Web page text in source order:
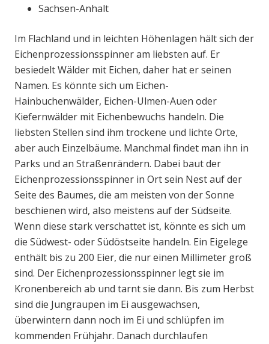
Sachsen-Anhalt
Im Flachland und in leichten Höhenlagen hält sich der
Eichenprozessionsspinner am liebsten auf. Er
besiedelt Wälder mit Eichen, daher hat er seinen
Namen. Es könnte sich um Eichen-
Hainbuchenwälder, Eichen-Ulmen-Auen oder
Kiefernwälder mit Eichenbewuchs handeln. Die
liebsten Stellen sind ihm trockene und lichte Orte,
aber auch Einzelbäume. Manchmal findet man ihn in
Parks und an Straßenrändern. Dabei baut der
Eichenprozessionsspinner in Ort sein Nest auf der
Seite des Baumes, die am meisten von der Sonne
beschienen wird, also meistens auf der Südseite.
Wenn diese stark verschattet ist, könnte es sich um
die Südwest- oder Südöstseite handeln. Ein Eigelege
enthält bis zu 200 Eier, die nur einen Millimeter groß
sind. Der Eichenprozessionsspinner legt sie im
Kronenbereich ab und tarnt sie dann. Bis zum Herbst
sind die Jungraupen im Ei ausgewachsen,
überwintern dann noch im Ei und schlüpfen im
kommenden Frühjahr. Danach durchlaufen